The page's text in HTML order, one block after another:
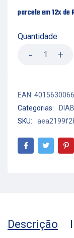
parcele em 12x de
Quantidade
EAN:
Categorias:
SKU:
Descrição